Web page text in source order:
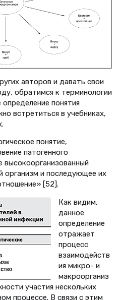
авторов и давать свои
обратимся к терминологии
понятия
встретиться в учебниках,
понятие,
патогенного
высокоорганизованный
организм и последующее их
[52].
Как видим,
данное
определение
отражает
процесс
взаимодейств
ия микро- и
макроорганиз
участия нескольких
процессе. В связи с этим